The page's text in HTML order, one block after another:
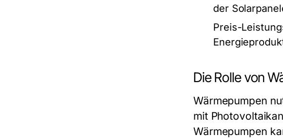
der
Preis-
Die Rolle von
Wärmepumpen
mit
Wärmepumpen